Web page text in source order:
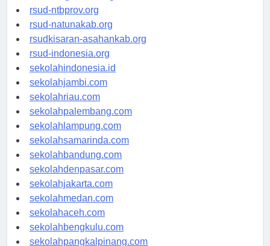
rsud-langsakota.org
rsud-ntbprov.org
rsud-natunakab.org
rsudkisaran-asahankab.org
rsud-indonesia.org
sekolahindonesia.id
sekolahjambi.com
sekolahriau.com
sekolahpalembang.com
sekolahlampung.com
sekolahsamarinda.com
sekolahbandung.com
sekolahdenpasar.com
sekolahjakarta.com
sekolahmedan.com
sekolahaceh.com
sekolahbengkulu.com